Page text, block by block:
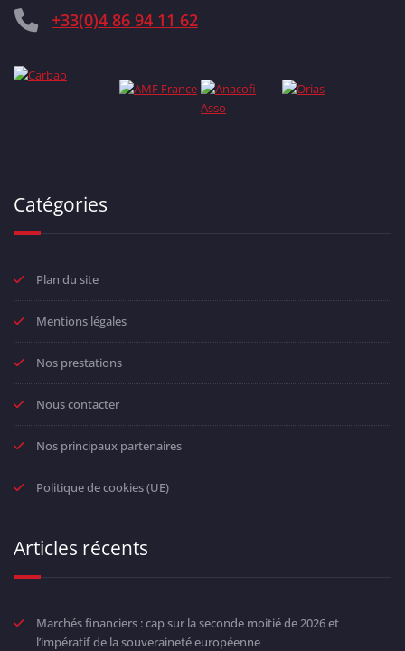
+33(0)4 86 94 11 62
Catégories
Plan du site
Mentions légales
Nos prestations
Nous contacter
Nos principaux partenaires
Politique de cookies (UE)
Articles récents
Marchés financiers : cap sur la seconde moitié de 2026 et
l’impératif de la souveraineté européenne